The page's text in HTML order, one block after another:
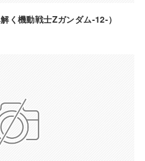
く機動戦士Zガンダム-12-）